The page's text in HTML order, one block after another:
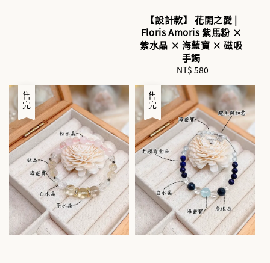
【設計款】 花開之愛 |
Floris Amoris 紫馬粉 ×
紫水晶 × 海藍寶 × 磁吸
手鐲
Regular
NT$ 580
售完 售完